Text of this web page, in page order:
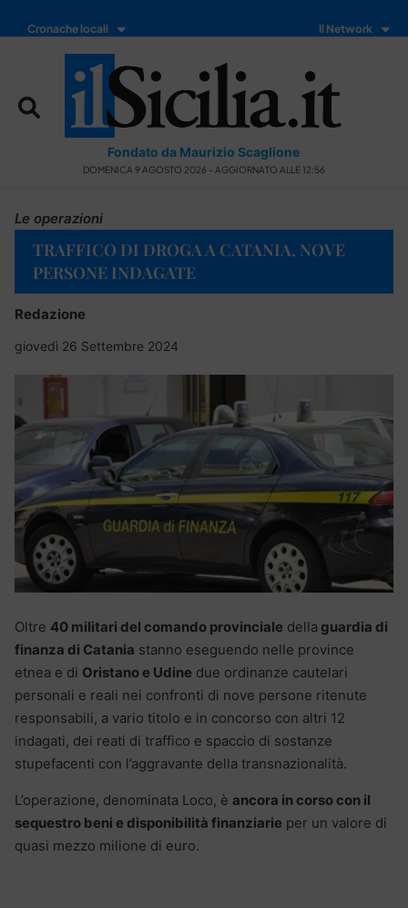
Cronache locali Il Network
Fondato da Maurizio Scaglione
DOMENICA 9 AGOSTO 2026 - AGGIORNATO ALLE 12:56
Le operazioni
TRAFFICO DI DROGA A CATANIA, NOVE
PERSONE INDAGATE
Redazione
giovedì 26 Settembre 2024
Oltre 40 militari del comando provinciale della guardia di
finanza di Catania stanno eseguendo nelle province
etnea e di Oristano e Udine due ordinanze cautelari
personali e reali nei confronti di nove persone ritenute
responsabili, a vario titolo e in concorso con altri 12
indagati, dei reati di traffico e spaccio di sostanze
stupefacenti con l’aggravante della transnazionalità.
L’operazione, denominata Loco, è ancora in corso con il
sequestro beni e disponibilità finanziarie per un valore di
quasi mezzo milione di euro.